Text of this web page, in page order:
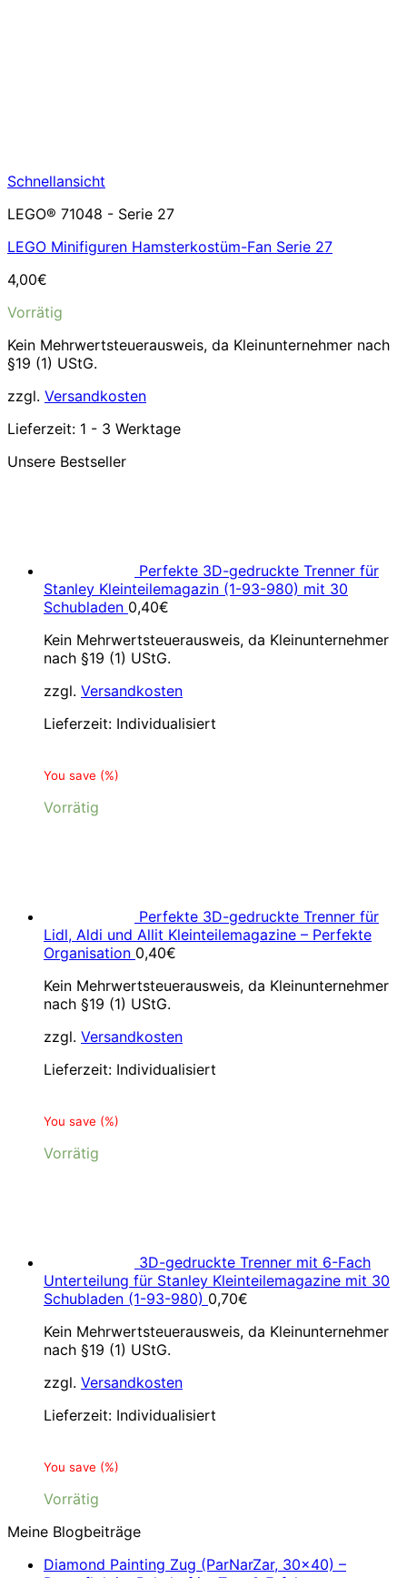
Schnellansicht
LEGO® 71048 - Serie 27
LEGO Minifiguren Hamsterkostüm-Fan Serie 27
4,00€
Vorrätig
Kein Mehrwertsteuerausweis, da Kleinunternehmer nach
§19 (1) UStG.
zzgl. Versandkosten
Lieferzeit: 1 - 3 Werktage
Unsere Bestseller
Perfekte 3D-gedruckte Trenner für
Stanley Kleinteilemagazin (1-93-980) mit 30
Schubladen 0,40€
Kein Mehrwertsteuerausweis, da Kleinunternehmer
nach §19 (1) UStG.
zzgl. Versandkosten
Lieferzeit: Individualisiert
You save (%)
Vorrätig
Perfekte 3D-gedruckte Trenner für
Lidl, Aldi und Allit Kleinteilemagazine – Perfekte
Organisation 0,40€
Kein Mehrwertsteuerausweis, da Kleinunternehmer
nach §19 (1) UStG.
zzgl. Versandkosten
Lieferzeit: Individualisiert
You save (%)
Vorrätig
3D-gedruckte Trenner mit 6-Fach
Unterteilung für Stanley Kleinteilemagazine mit 30
Schubladen (1-93-980) 0,70€
Kein Mehrwertsteuerausweis, da Kleinunternehmer
nach §19 (1) UStG.
zzgl. Versandkosten
Lieferzeit: Individualisiert
You save (%)
Vorrätig
Meine Blogbeiträge
Diamond Painting Zug (ParNarZar, 30×40) –